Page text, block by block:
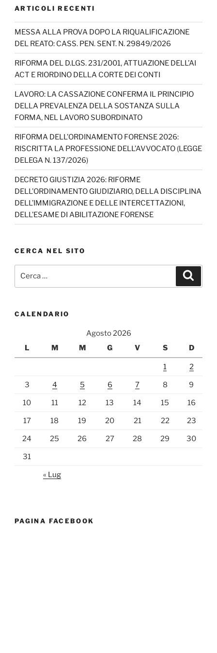
e
b
o
o
k
gr
a
m
o
k
e
dI
n
er
T
u
b
e
C
h
a
n
n
el
ARTICOLI RECENTI
MESSA ALLA PROVA DOPO LA RIQUALIFICAZIONE
DEL REATO: CASS. PEN. SENT. N. 29849/2026
RIFORMA DEL D.LGS. 231/2001, ATTUAZIONE DELL’AI
ACT E RIORDINO DELLA CORTE DEI CONTI
LAVORO: LA CASSAZIONE CONFERMA IL PRINCIPIO
DELLA PREVALENZA DELLA SOSTANZA SULLA
FORMA, NEL LAVORO SUBORDINATO
RIFORMA DELL’ORDINAMENTO FORENSE 2026:
RISCRITTA LA PROFESSIONE DELL’AVVOCATO (LEGGE
DELEGA N. 137/2026)
DECRETO GIUSTIZIA 2026: RIFORME
DELL’ORDINAMENTO GIUDIZIARIO, DELLA DISCIPLINA
DELL’IMMIGRAZIONE E DELLE INTERCETTAZIONI,
DELL’ESAME DI ABILITAZIONE FORENSE
CERCA NEL SITO
CALENDARIO
Agosto 2026
L
M M G V S D
1 2
3 4 5 6 7 8 9
10 11 12 13 14 15 16
17 18 19 20 21 22 23
24 25 26 27 28 29 30
31
« Lug
PAGINA FACEBOOK